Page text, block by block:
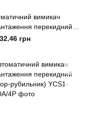
вимикач
перекидний
рубильник) YCS1-
грн